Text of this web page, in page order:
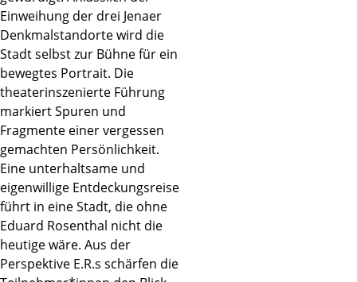
Einweihung der drei Jenaer
Denkmalstandorte wird die
Stadt selbst zur Bühne für ein
bewegtes Portrait. Die
theaterinszenierte Führung
markiert Spuren und
Fragmente einer vergessen
gemachten Persönlichkeit.
Eine unterhaltsame und
eigenwillige Entdeckungsreise
führt in eine Stadt, die ohne
Eduard Rosenthal nicht die
heutige wäre. Aus der
Perspektive E.R.s schärfen die